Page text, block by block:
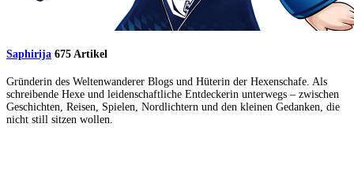
Saphirija 675 Artikel
Gründerin des Weltenwanderer Blogs und Hüterin der Hexenschafe. Als
schreibende Hexe und leidenschaftliche Entdeckerin unterwegs – zwischen
Geschichten, Reisen, Spielen, Nordlichtern und den kleinen Gedanken, die
nicht still sitzen wollen.